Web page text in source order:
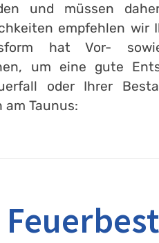
und müssen
empfehlen
hat Vor-
um eine gute
oder Ihrer
Taunus: